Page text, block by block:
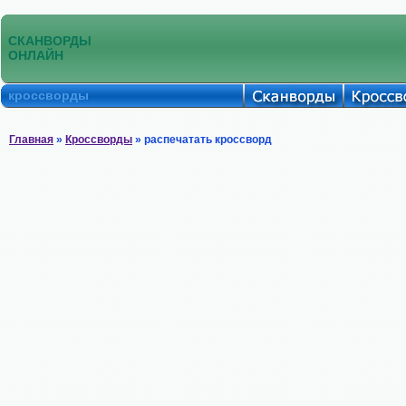
СКАНВОРДЫ
ОНЛАЙН
кроссворды
Главная » Кроссворды » распечатать кроссворд